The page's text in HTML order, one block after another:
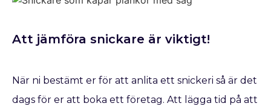
Att jämföra snickare är viktigt!
När ni bestämt er för att anlita ett snickeri så är det
dags för er att boka ett företag. Att lägga tid på att